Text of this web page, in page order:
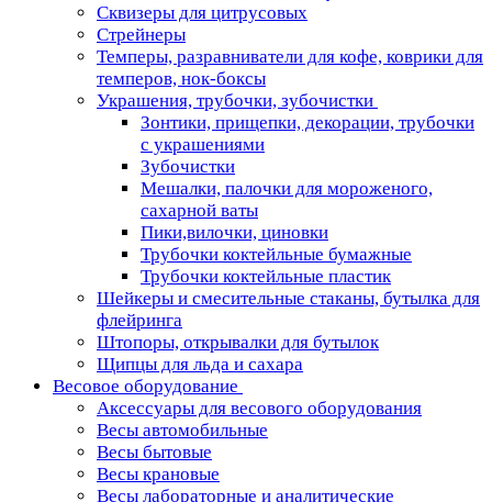
Сквизеры для цитрусовых
Стрейнеры
Темперы, разравниватели для кофе, коврики для
темперов, нок-боксы
Украшения, трубочки, зубочистки
Зонтики, прищепки, декорации, трубочки
с украшениями
Зубочистки
Мешалки, палочки для мороженого,
сахарной ваты
Пики,вилочки, циновки
Трубочки коктейльные бумажные
Трубочки коктейльные пластик
Шейкеры и смесительные стаканы, бутылка для
флейринга
Штопоры, открывалки для бутылок
Щипцы для льда и сахара
Весовое оборудование
Аксессуары для весового оборудования
Весы автомобильные
Весы бытовые
Весы крановые
Весы лабораторные и аналитические